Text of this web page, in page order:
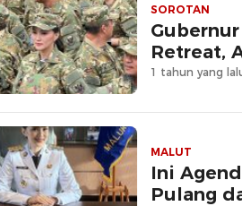
SOROTAN
Retreat,
1 tahun yang
MALUT
Ini
Pulang